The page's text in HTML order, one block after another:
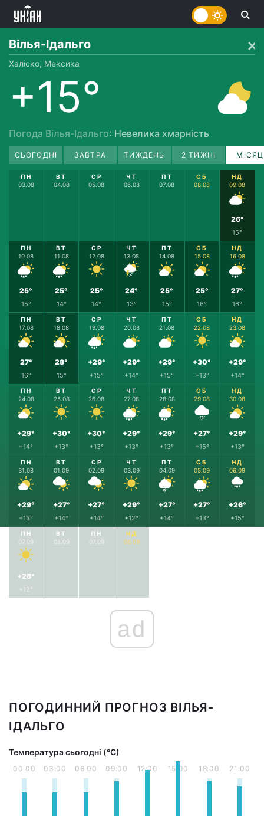
Вілья-Ідальго
Халіско, Мексика
+15°
Погода Вілья-Ідальго: Невелика хмарність
СЬОГОДНІ ЗАВТРА ТИЖДЕНЬ 2 ТИЖНІ
ПН
03.08
ВТ
04.08
СР
05.08
ЧТ
06.08
ПТ
07.08
СБ
08.08
НД
09.08
26°
15°
ПН
10.08
25°
15°
ВТ
11.08
25°
14°
СР
12.08
25°
14°
ЧТ
13.08
24°
13°
ПТ
14.08
25°
15°
СБ
15.08
25°
16°
НД
16.08
27°
16°
ПН
17.08
27°
16°
ВТ
18.08
28°
15°
СР
19.08
+29°
+15°
ЧТ
20.08
+29°
+14°
ПТ
21.08
+29°
+15°
СБ
22.08
+30°
+13°
НД
23.08
+29°
+14°
ПН
24.08
+29°
+14°
ВТ
25.08
+30°
+13°
СР
26.08
+30°
+13°
ЧТ
27.08
+29°
+13°
ПТ
28.08
+29°
+13°
СБ
29.08
+27°
+15°
НД
30.08
+29°
+13°
ПН
31.08
+29°
+13°
ВТ
01.09
+27°
+14°
СР
02.09
+27°
+14°
ЧТ
03.09
+29°
+12°
ПТ
04.09
+27°
+14°
СБ
05.09
+27°
+13°
НД
06.09
+26°
+15°
ПН
07.09
+28°
+12°
ВТ
08.09
ПН
07.09
НД
06.09
ad
ПОГОДИННИЙ ПРОГНОЗ ВІЛЬЯ-
ІДАЛЬГО
Температура сьогодні (°С)
00:00 03:00 06:00 09:00 12:00 15:00 18:00 21:00